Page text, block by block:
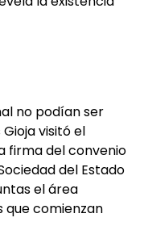
no podían ser
visitó el
firma del convenio
del Estado
el área
que comienzan